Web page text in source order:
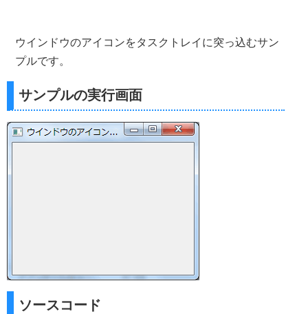
ウインドウのアイコンをタスクトレイに突っ込むサン
プルです。
サンプルの実行画面
ソースコード